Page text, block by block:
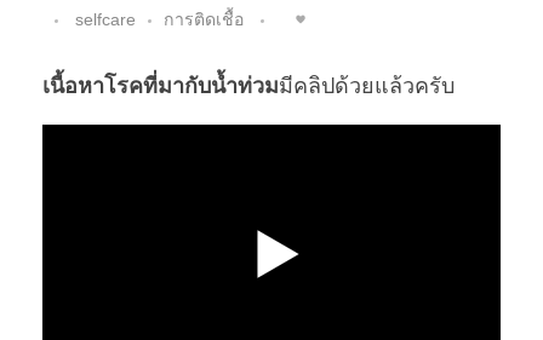
selfcare
การติดเชื้อ
เนื้อหาโรคที่มากับน้ำท่วมมีคลิปด้วยแล้วครับ